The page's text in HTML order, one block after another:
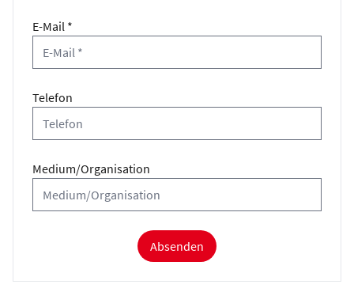
E-Mail *
Telefon
Medium/Organisation
Absenden